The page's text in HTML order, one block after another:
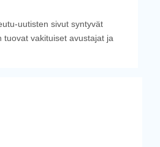
uutisten sivut syntyvät
vakituiset avustajat ja